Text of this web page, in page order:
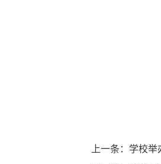
上一条： 学校举